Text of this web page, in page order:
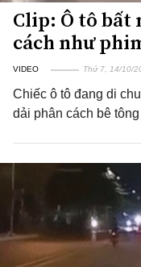
Clip: Ô tô bất
cách như
VIDEO Thứ 7, 14/10/
Chiếc ô tô đang di
dải phân cách bê